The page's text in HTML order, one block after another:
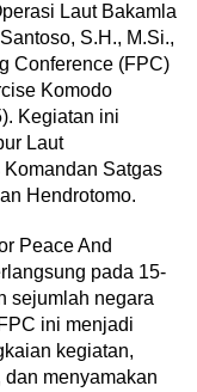
Laut Bakamla
S.H., M.Si.,
Conference (FPC)
Komodo
Kegiatan ini
Laut
Satgas
Hendrotomo.
Peace And
pada 15-
sejumlah negara
ini menjadi
kegiatan,
menyamakan